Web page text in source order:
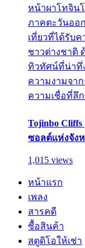
หน้าผาโทจินโ
ภาคตะวันออ
เที่ยวที่ได้รับ
ชาวต่างชาติ
ทิวทัศน์ที่น่าทึ่
ความงามจา
ความเชื่อที่ลึ
Tojinbo
ซอลต์แห่งจัง
1,015 views
หน้าแรก
เพลง
สารคดี
ซื้อสินค้า
สตูดิโอให้เช่า